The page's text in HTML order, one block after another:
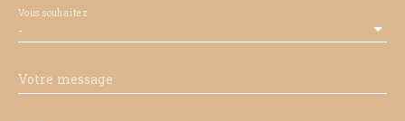
-
Vous souhaitez
Votre message